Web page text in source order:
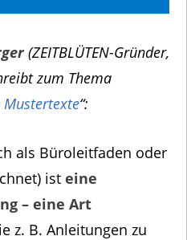
(ZEITBLÜTEN-Gründer,
zum Thema
“:
als Büroleitfaden oder
ist eine
– eine Art
z. B. Anleitungen zu